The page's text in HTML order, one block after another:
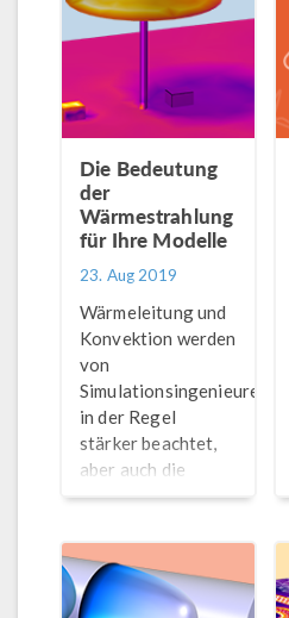
sollten Sie die
Strahlung in Ihren
Wärmetransportmodellen
berücksichtigen?
Die Bedeutung
der
Wärmestrahlung
für Ihre Modelle
23. Aug 2019
Wärmeleitung und
Konvektion werden
von
Simulationsingenieuren
in der Regel
stärker beachtet,
aber auch die
Strahlung spielt
Erfahren Sie, wie
(und warum) Sie die
Wärmestrahlung in